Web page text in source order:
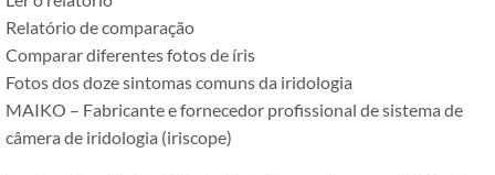
Relatório de comparação
Comparar diferentes fotos de íris
Fotos dos doze sintomas comuns da iridologia
MAIKO – Fabricante e fornecedor profissional de sistema de
câmera de iridologia (iriscope)